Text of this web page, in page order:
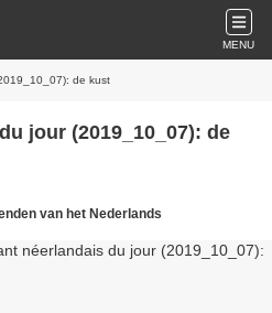
MENU
de kust
jour (2019_10_07): de
van het Nederlands